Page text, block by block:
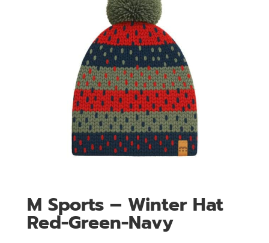
M Sports – Winter Hat
Red-Green-Navy